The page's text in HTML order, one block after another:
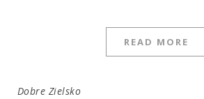
READ MORE
Dobre Zielsko